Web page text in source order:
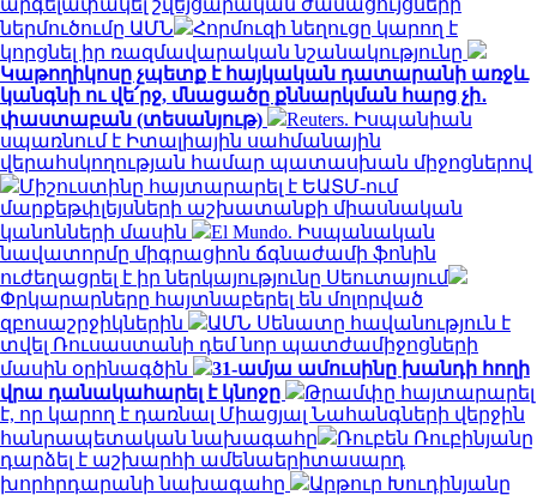
ներմուծումը ԱՄՆ
Հորմուզի նեղուցը կարող է
կորցնել իր ռազմավարական նշանակությունը
Կաթողիկոսը չպետք է հայկական դատարանի առջև
կանգնի ու վե՛րջ, մնացածը քննարկման հարց չի․
փաստաբան (տեսանյութ)
Reuters. Իսպանիան
սպառնում է Իտալիային սահմանային
վերահսկողության համար պատասխան միջոցներով
Միշուստինը հայտարարել է ԵԱՏՄ-ում
մարքեթփլեյսների աշխատանքի միասնական
կանոնների մասին
El Mundo. Իսպանական
նավատորմը միգրացիոն ճգնաժամի ֆոնին
ուժեղացրել է իր ներկայությունը Սեուտայում
Փրկարարները հայտնաբերել են մոլորված
զբոսաշրջիկներին
ԱՄՆ Սենատը հավանություն է
տվել Ռուսաստանի դեմ նոր պատժամիջոցների
մասին օրինագծին
31-ամյա ամուսինը խանդի հողի
վրա դանակահարել է կնոջը
Թրամփը հայտարարել
է, որ կարող է դառնալ Միացյալ Նահանգների վերջին
հանրապետական ​​նախագահը
Ռուբեն Ռուբինյանը
դարձել է աշխարհի ամենաերիտասարդ
խորհրդարանի նախագահը
Արթուր Խուդինյանը